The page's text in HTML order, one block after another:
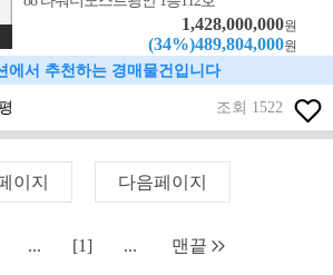
1,428,000,000원
(34%)489,804,000원
에서 추천하는 경매물건입니다
조회 1522
이지 다음페이지
... [1] ... 맨끝